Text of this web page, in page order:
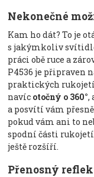
Nekonečné
Kam ho dát? To je
s jakýmkoliv
práci obě ruce a
P4536 je připraven
praktických
navíc otočný o 360°,
a posvítí vám
pokud vám ani to
spodní části
ještě rozšíří.
Přenosný